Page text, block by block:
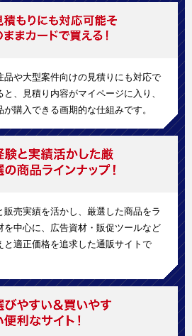
品や大型案件向けの見積りにも対応で
、見積り内容がマイページに入り、
購入できる画期的な仕組みです。
売実績を活かし、厳選した商品をラ
を中心に、広告資材・販促ツールなど
と適正価格を追求した通販サイトで